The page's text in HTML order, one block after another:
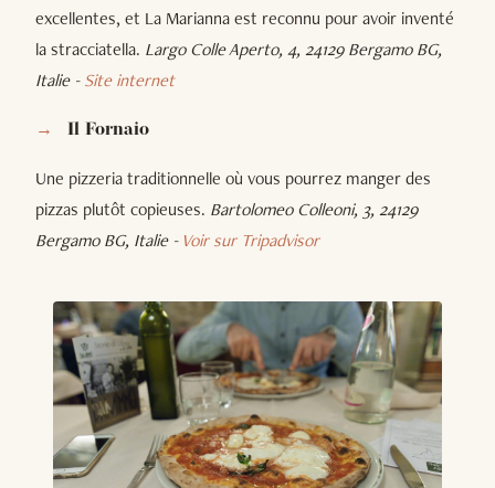
excellentes, et La Marianna est reconnu pour avoir inventé
la stracciatella. Largo Colle Aperto, 4, 24129 Bergamo BG,
Italie -Site internet
IlFornaio
Une pizzeria traditionnelle où vous pourrez manger des
pizzas plutôt copieuses. Bartolomeo Colleoni, 3, 24129
Bergamo BG, Italie - Voir sur Tripadvisor